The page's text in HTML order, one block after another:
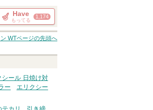
Have
もってる
1,174
WTページの先頭へ
シール 日焼け対
ー
エリクシー